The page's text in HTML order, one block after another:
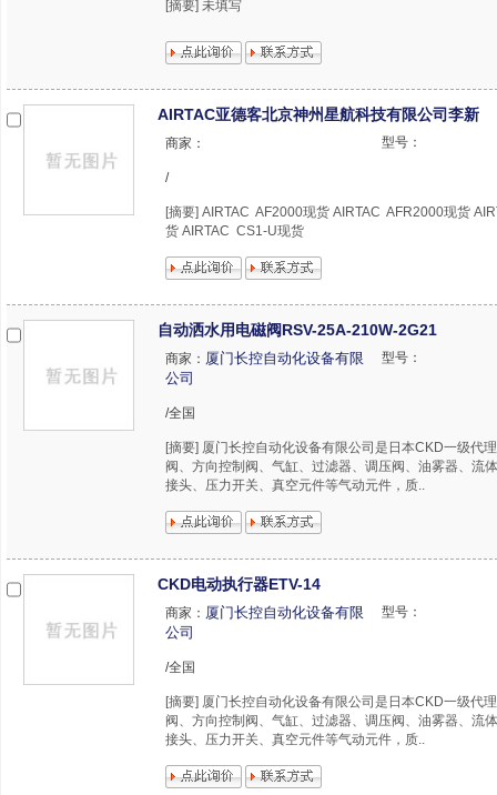
[摘要] 未填写
AIRTAC亚德客北京神州星航科技有限公司李新
商家： 型号：
/
[摘要] AIRTAC AF2000现货 AIRTAC AFR2000现货
货 AIRTAC CS1-U现货
自动洒水用电磁阀RSV-25A-210W-2G21
商家： 厦门长控自动化设备有限
公司
型号：
/全国
[摘要] 厦门长控自动化设备有限公司是日本CKD一级代
阀、方向控制阀、气缸、过滤器、调压阀、油雾器、流
接头、压力开关、真空元件等气动元件，质..
CKD电动执行器ETV-14
商家： 厦门长控自动化设备有限
公司
型号：
/全国
[摘要] 厦门长控自动化设备有限公司是日本CKD一级代
阀、方向控制阀、气缸、过滤器、调压阀、油雾器、流
接头、压力开关、真空元件等气动元件，质..